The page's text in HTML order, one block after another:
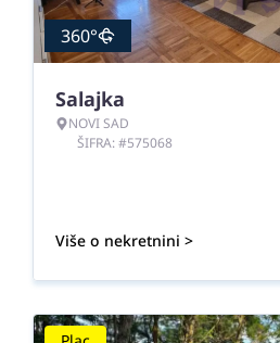
360°
Salajka
NOVI SAD
ŠIFRA: #575068
Više o nekretnini >